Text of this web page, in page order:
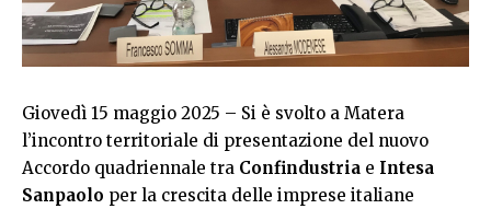
Giovedì 15 maggio 2025 – Si è svolto a Matera
l’incontro territoriale di presentazione del nuovo
Accordo quadriennale tra Confindustria e Intesa
Sanpaolo per la crescita delle imprese italiane